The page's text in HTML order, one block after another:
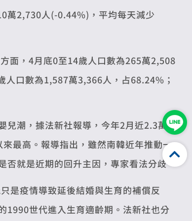
萬2,730人(-0.44%)，平均每天減少
面，4月底0至14歲人口數為265萬2,508
口數為1,587萬3,366人，占68.24%；
兒潮，據法新社報導，今年2月近2.3萬
最高。報導指出，雖然南韓近年推動一
就是近期的回升主因，專家看法分歧。
是疫情導致延後結婚與生育的補償反
1990世代進入生育適齡期。法新社也分